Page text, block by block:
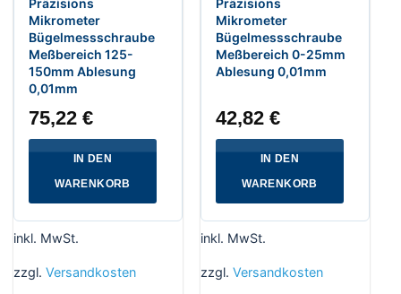
Präzisions
Mikrometer
Bügelmessschraube
Meßbereich 125-
150mm Ablesung
0,01mm
75,22€
IN DEN
WARENKORB
inkl. MwSt.
zzgl. Versandkosten
Präzisions
Mikrometer
Bügelmessschraube
Meßbereich 0-25mm
Ablesung 0,01mm
42,82€
IN DEN
WARENKORB
inkl. MwSt.
zzgl. Versandkosten